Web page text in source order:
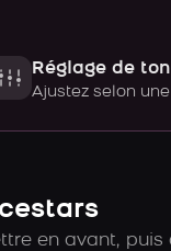
Réglage de
Ajustez selon
en avant,